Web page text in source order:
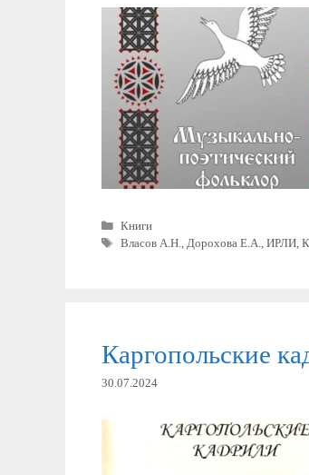
Рубрики
Книги
Метки
Власов А.Н. Дорохова Е.А. ИРЛИ,
Каргопольские
30.07.2024